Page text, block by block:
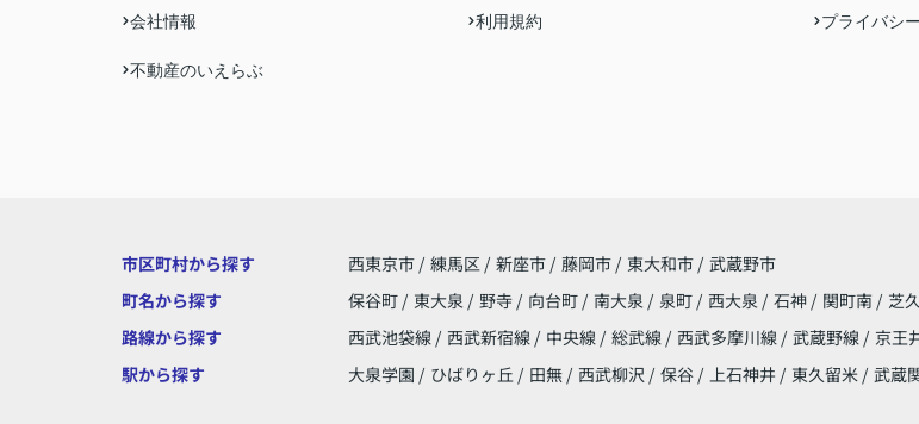
会社情報 利用規約 プライバシ
不動産のいえらぶ
市区町村から探す 西東京市 / 練馬区 / 新座市 / 藤岡市 / 東大和市 / 武蔵野市
町名から探す
保谷町 / 東大泉 / 野寺 / 向台町 / 南大泉 / 泉町 / 西大泉 / 石神 / 関町南 / 芝
路線から探す
西武池袋線 / 西武新宿線 / 中央線 / 総武線 / 西武多摩川線 / 武蔵野線 / 京王
駅から探す
大泉学園 / ひばりヶ丘 / 田無 / 西武柳沢 / 保谷 / 上石神井 / 東久留米 / 武蔵